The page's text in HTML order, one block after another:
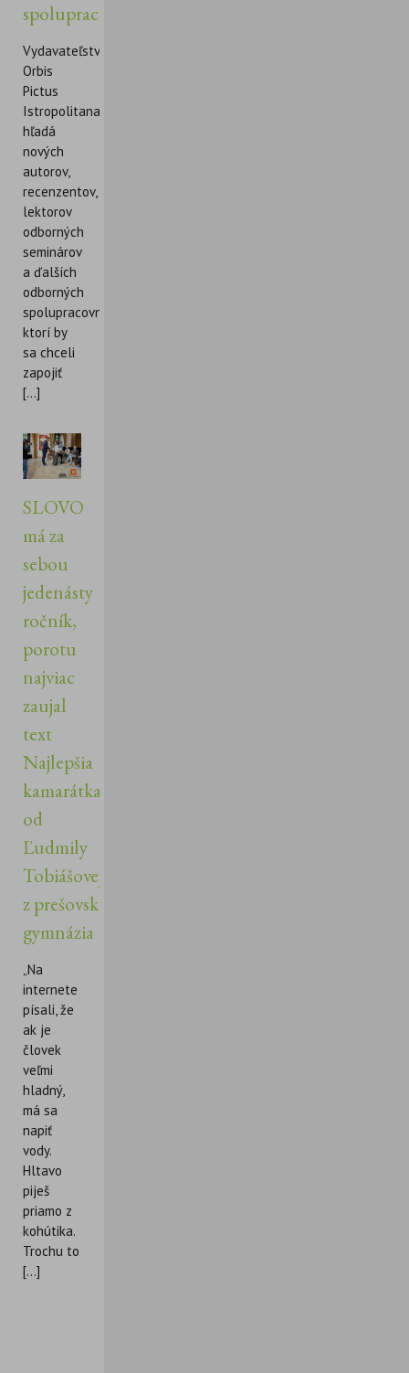
spolupracovníkov
Vydavateľstvo
Orbis
Pictus
Istropolitana
hľadá
nových
autorov,
recenzentov,
lektorov
odborných
seminárov
a ďalších
odborných
spolupracovníkov,
ktorí by
sa chceli
zapojiť
[...]
SLOVO
má za
sebou
jedenásty
ročník,
porotu
najviac
zaujal
text
Najlepšia
kamarátka
od
Ľudmily
Tobiášovej
z prešovského
gymnázia
„Na
internete
písali, že
ak je
človek
veľmi
hladný,
má sa
napiť
vody.
Hltavo
piješ
priamo z
kohútika.
Trochu to
[...]